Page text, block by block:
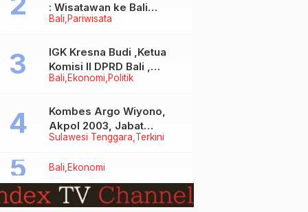
Bali Pariwisata
: Wisatawan ke Bali
Meningkat, Isu Penurunan
Bali Ekonomi Politik
IGK Kresna Budi ,Ketua
Komisi II DPRD Bali ,
Angkat Bicara Soal
Bersubsidi Jenis Solar
Sulawesi Tenggara Terkini
Kombes Argo Wiyono,
Akpol 2003, Jabat
Dirlantas Polda Sultra
Bali Ekonomi